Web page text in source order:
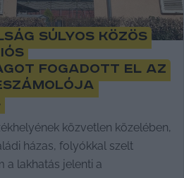
súlyos közös
fogadott el az
közvetlen közelében,
házas, folyókkal szelt
a lakhatás jelenti a